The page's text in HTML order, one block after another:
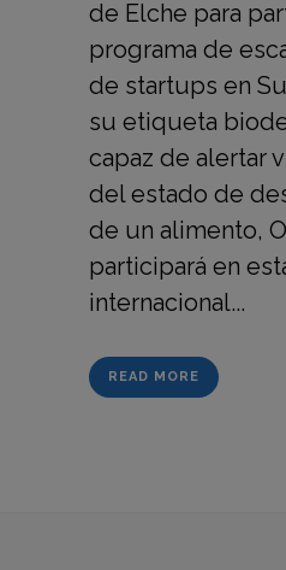
de Elche para
programa de
de startups en
su etiqueta
capaz de alertar
del estado de
de un alimento,
participará en
internacional...
READ MORE